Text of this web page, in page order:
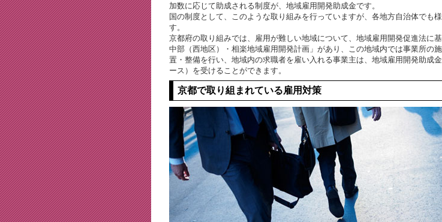
加数に応じて助成される制度が、地域雇用開発助成金です。
国の制度として、このような取り組みを行っていますが、各地方自治体でも
す。
京都府の取り組みでは、雇用が難しい地域について、地域雇用開発促進法に
中部（西地区）・相楽地域雇用開発計画」があり、この地域内では事業所の
置・整備を行い、地域内の求職者を雇い入れる事業主は、地域雇用開発助成
ース）を受けることができます。
京都で取り組まれている雇用対策